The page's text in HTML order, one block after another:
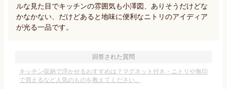
ルな見た目でキッチンの雰囲気も小澤図、ありそうだけどな
かなかない、だけどあると地味に便利なニトリのアイディア
が光る一品です。
回答された質問
キッチン収納で浮かせるおすすめは？マグネット付き・ニトリや無印
で買えるなど人気のものを教えてください。